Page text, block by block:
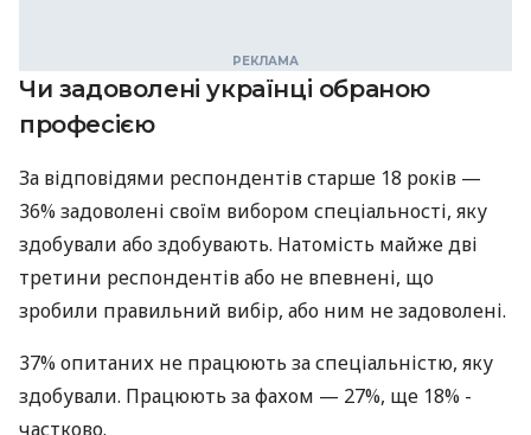
Чи задоволені українці обраною
професією
За відповідями респондентів старше 18 років —
36% задоволені своїм вибором спеціальності, яку
здобували або здобувають. Натомість майже дві
третини респондентів або не впевнені, що
зробили правильний вибір, або ним не задоволені.
37% опитаних не працюють за спеціальністю, яку
здобували. Працюють за фахом — 27%, ще 18% -
частково.